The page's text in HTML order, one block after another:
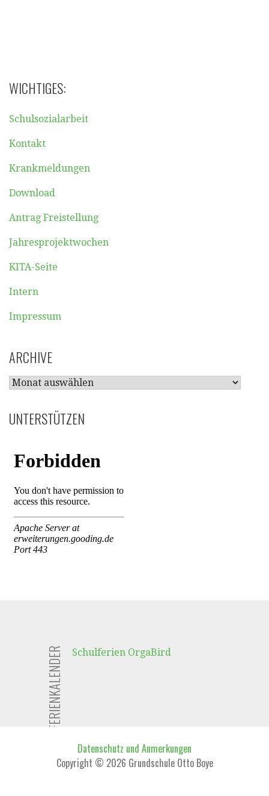
WICHTIGES:
Schulsozialarbeit
Kontakt
Krankmeldungen
Download
Antrag Freistellung
Jahresprojektwochen
KITA-Seite
Intern
Impressum
ARCHIVE
ARCHIVE
UNTERSTÜTZEN
FERIENKALENDER Schulferien OrgaBird
Datenschutz und Anmerkungen
Copyright © 2026 Grundschule Otto Boye